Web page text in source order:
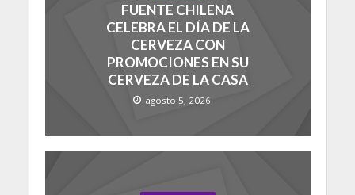
FUENTE CHILENA
CELEBRA EL DÍA DE LA
CERVEZA CON
PROMOCIONES EN SU
CERVEZA DE LA CASA
agosto 5, 2026